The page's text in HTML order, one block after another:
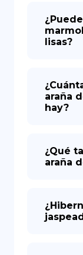
lisas?
araña
hay?
¿Qué
araña